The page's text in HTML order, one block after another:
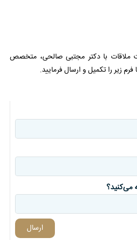
ملاقات با دکتر مجتبی صالحی، متخصص
زیر را تکمیل و ارسال فرمایید.
می‌کنید؟
ارسال